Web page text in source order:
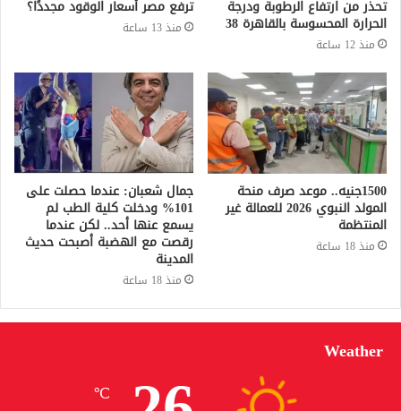
تحذر من ارتفاع الرطوبة ودرجة
الحرارة المحسوسة بالقاهرة 38
منذ 12 ساعة
ترفع مصر أسعار الوقود مجددًا؟
منذ 13 ساعة
1500جنيه.. موعد صرف منحة
المولد النبوي 2026 للعمالة غير
المنتظمة
منذ 18 ساعة
جمال شعبان: عندما حصلت على
101% ودخلت كلية الطب لم
يسمع عنها أحد.. لكن عندما
رقصت مع الهضبة أصبحت حديث
المدينة
منذ 18 ساعة
Weather
℃